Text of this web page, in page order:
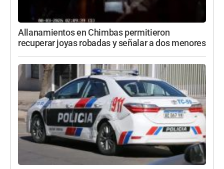
Allanamientos en Chimbas permitieron
recuperar joyas robadas y señalar a dos menores